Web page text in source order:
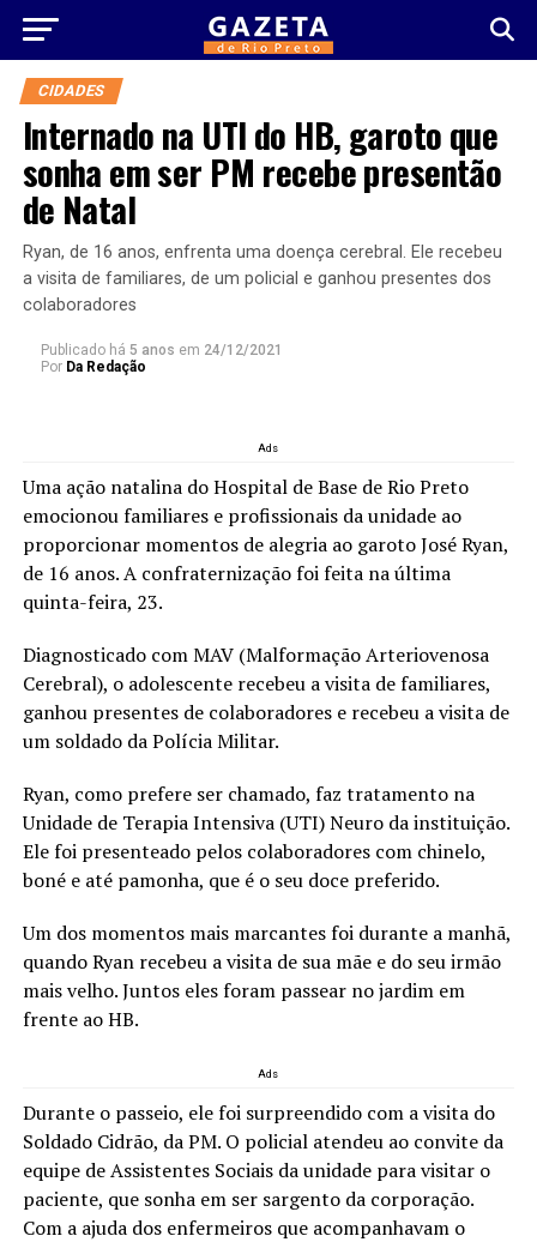
CIDADES
Internado na UTI do HB, garoto que
sonha em ser PM recebe presentão
de Natal
Ryan, de 16 anos, enfrenta uma doença cerebral. Ele recebeu
a visita de familiares, de um policial e ganhou presentes dos
colaboradores
Publicado há 5 anos em 24/12/2021
Por Da Redação
Ads
Uma ação natalina do Hospital de Base de Rio Preto
emocionou familiares e profissionais da unidade ao
proporcionar momentos de alegria ao garoto José Ryan,
de 16 anos. A confraternização foi feita na última
quinta-feira, 23.
Diagnosticado com MAV (Malformação Arteriovenosa
Cerebral), o adolescente recebeu a visita de familiares,
ganhou presentes de colaboradores e recebeu a visita de
um soldado da Polícia Militar.
Ryan, como prefere ser chamado, faz tratamento na
Unidade de Terapia Intensiva (UTI) Neuro da instituição.
Ele foi presenteado pelos colaboradores com chinelo,
boné e até pamonha, que é o seu doce preferido.
Um dos momentos mais marcantes foi durante a manhã,
quando Ryan recebeu a visita de sua mãe e do seu irmão
mais velho. Juntos eles foram passear no jardim em
frente ao HB.
Ads
Durante o passeio, ele foi surpreendido com a visita do
Soldado Cidrão, da PM. O policial atendeu ao convite da
equipe de Assistentes Sociais da unidade para visitar o
paciente, que sonha em ser sargento da corporação.
Com a ajuda dos enfermeiros que acompanhavam o